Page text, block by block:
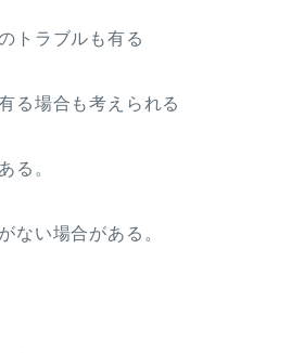
トラブルも有る
る場合も考えられる
る。
ない場合がある。